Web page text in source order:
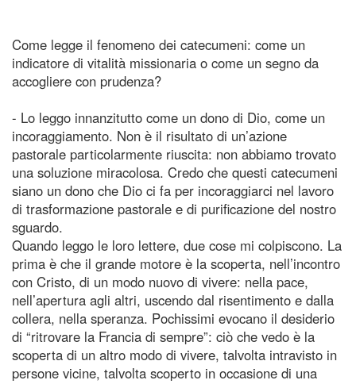
Come legge il fenomeno dei catecumeni: come un
indicatore di vitalità missionaria o come un segno da
accogliere con prudenza?
- Lo leggo innanzitutto come un dono di Dio, come un
incoraggiamento. Non è il risultato di un’azione
pastorale particolarmente riuscita: non abbiamo trovato
una soluzione miracolosa. Credo che questi catecumeni
siano un dono che Dio ci fa per incoraggiarci nel lavoro
di trasformazione pastorale e di purificazione del nostro
sguardo.
Quando leggo le loro lettere, due cose mi colpiscono. La
prima è che il grande motore è la scoperta, nell’incontro
con Cristo, di un modo nuovo di vivere: nella pace,
nell’apertura agli altri, uscendo dal risentimento e dalla
collera, nella speranza. Pochissimi evocano il desiderio
di “ritrovare la Francia di sempre”: ciò che vedo è la
scoperta di un altro modo di vivere, talvolta intravisto in
persone vicine, talvolta scoperto in occasione di una